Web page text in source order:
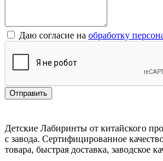
Даю согласие на обработку
Отправить
Детские Лабиринты от китайского
с завода. Сертифицированное
товара, быстрая доставка, заводское